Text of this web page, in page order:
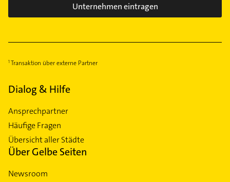
Unternehmen eintragen
Transaktion über externe Partner
Dialog & Hilfe
Ansprechpartner
Häufige Fragen
Übersicht aller Städte
Über Gelbe Seiten
Newsroom